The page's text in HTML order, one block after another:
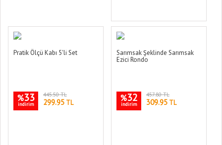
Pratik Ölçü Kabı 5'li Set
%33
indirim
445.50 TL
299.95 TL
Sarımsak Şeklinde Sarımsak
Ezici Rondo
%32
indirim
457.80 TL
309.95 TL